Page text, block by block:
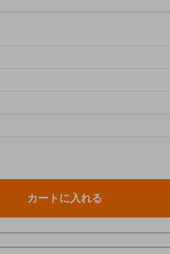
カートに入れる